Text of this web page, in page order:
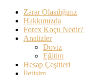
Zarar Olasılığınız
Hakkımızda
Forex Koçu Nedir?
Analizler
Doviz
Eğitim
Hesap Çeşitleri
İletişim